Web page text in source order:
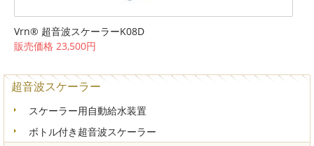
Vrn® 超音波スケーラーK08D
販売価格 23,500円
超音波スケーラー
スケーラー用自動給水装置
ボトル付き超音波スケーラー